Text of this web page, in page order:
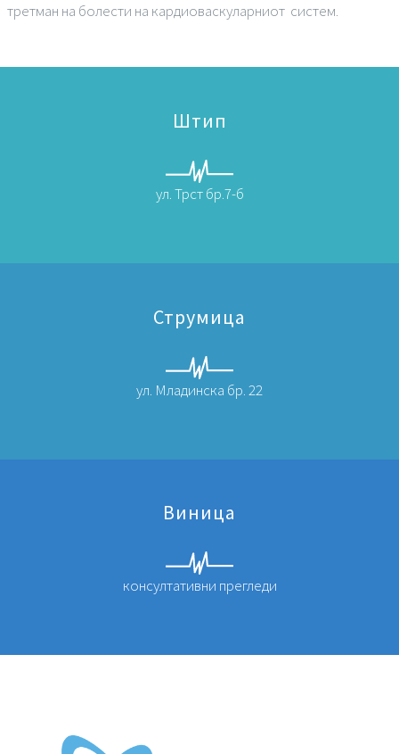
третман на болести на кардиоваскуларниот систем.
Штип
ул. Трст бр.7-б
Струмица
ул. Младинска бр. 22
Виница
консултативни прегледи